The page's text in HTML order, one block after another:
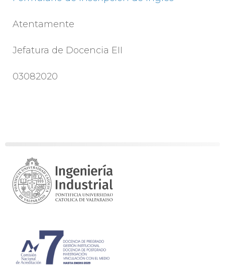
Atentamente
Jefatura de Docencia EII
03082020